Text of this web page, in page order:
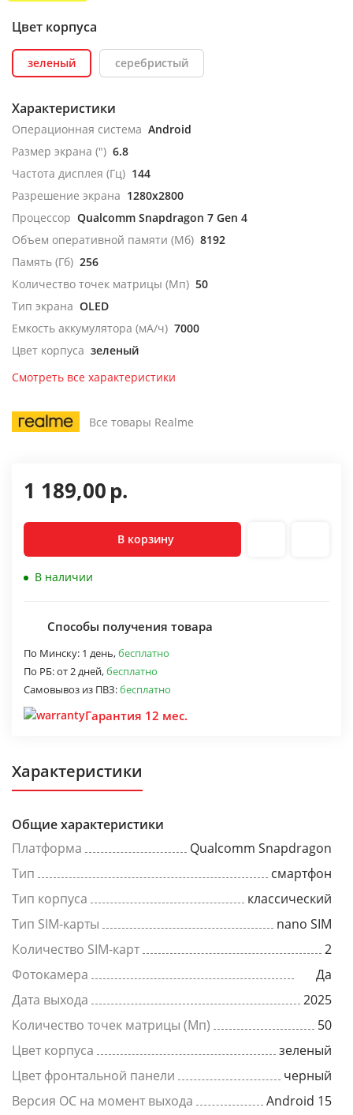
Цвет корпуса
зеленый серебристый
Характеристики
Операционная система Android
Размер экрана (") 6.8
Частота дисплея (Гц) 144
Разрешение экрана 1280x2800
Процессор Qualcomm Snapdragon 7 Gen 4
Объем оперативной памяти (Мб) 8192
Память (Гб) 256
Количество точек матрицы (Мп) 50
Тип экрана OLED
Емкость аккумулятора (мА/ч) 7000
Цвет корпуса зеленый
Смотреть все характеристики
Все товары Realme
1 189,00р.
В корзину
В наличии
Способы получения товара
По Минску: 1 день,бесплатно
По РБ:от 2 дней,бесплатно
Самовывоз из ПВЗ:бесплатно
Гарантия 12 мес.
Характеристики
Общие характеристики
Платформа
Qualcomm Snapdragon
Тип
смартфон
Тип корпуса
классический
Тип SIM-карты
nano SIM
Количество SIM-карт
2
Фотокамера
Да
Дата выхода
2025
Количество точек матрицы (Мп)
50
Цвет корпуса
зеленый
Цвет фронтальной панели
черный
Версия ОС на момент выхода
Android 15